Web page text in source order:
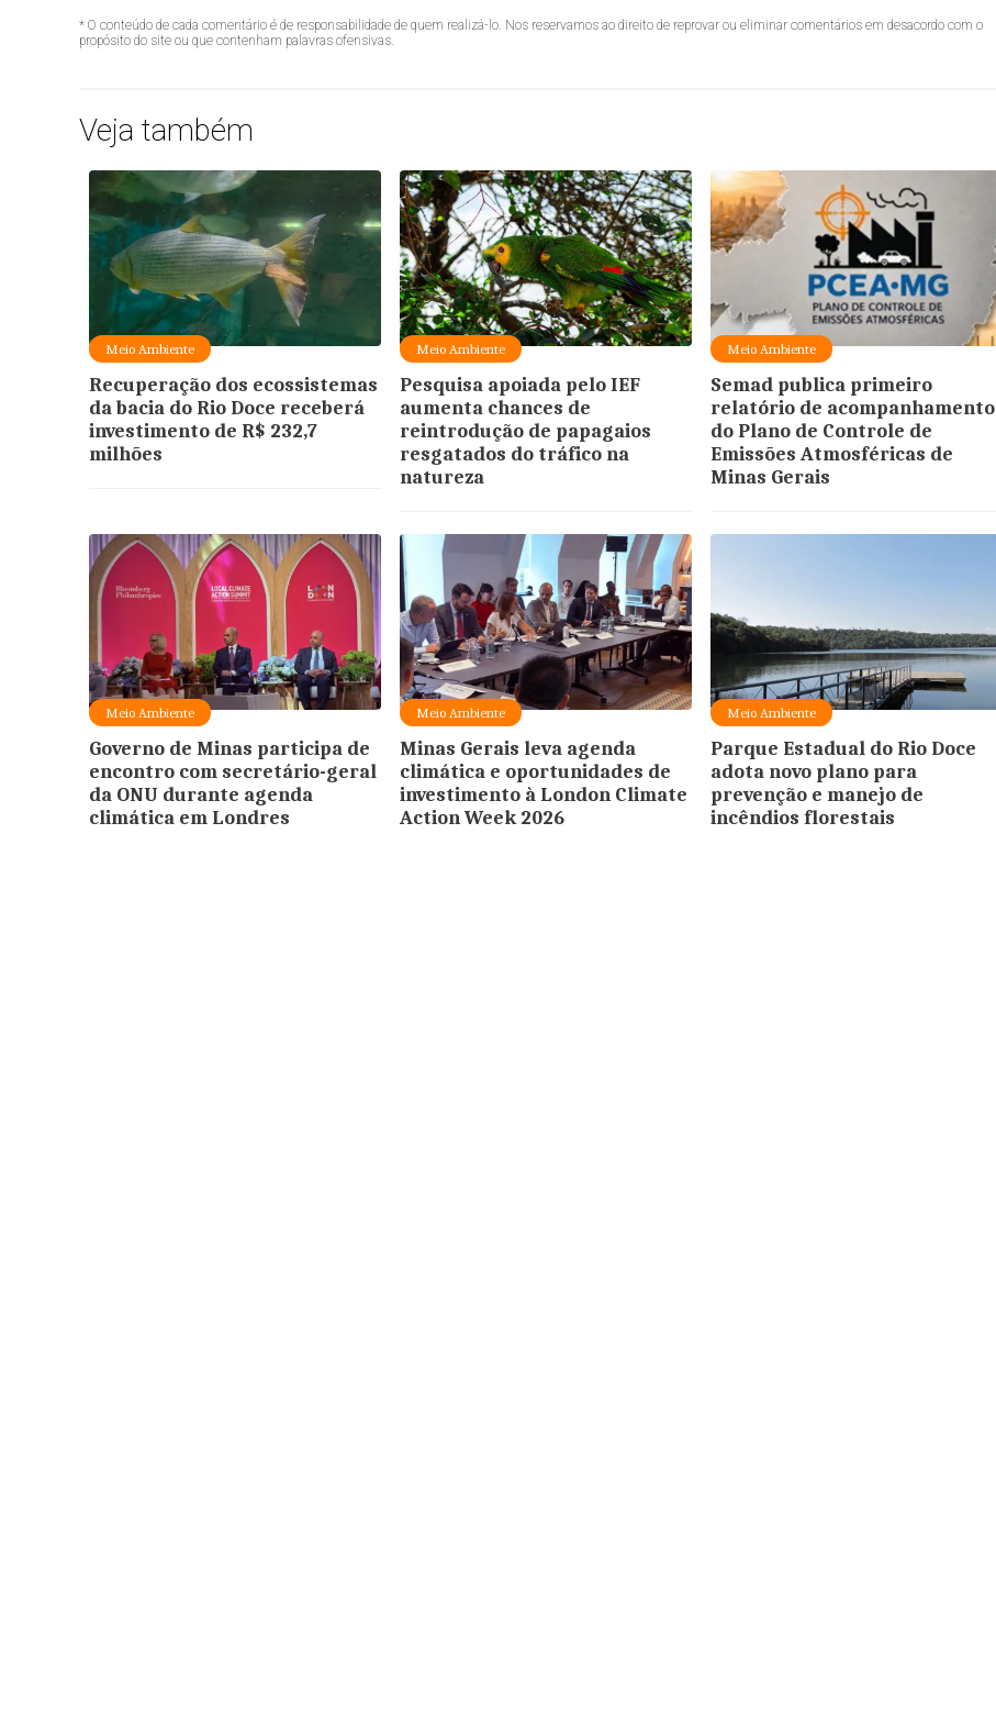
* O conteúdo de cada comentário é de responsabilidade de quem realizá-lo. Nos reservamos ao direito de reprovar ou eliminar comentários em desacordo com o
propósito do site ou que contenham palavras ofensivas.
Veja também
Meio Ambiente
Recuperação dos ecossistemas
da bacia do Rio Doce receberá
investimento de R$ 232,7
milhões
Meio Ambiente
Pesquisa apoiada pelo IEF
aumenta chances de
reintrodução de papagaios
resgatados do tráfico na
natureza
Meio Ambiente
Semad publica primeiro
relatório de acompanhamento
do Plano de Controle de
Emissões Atmosféricas de
Minas Gerais
Meio Ambiente
Governo de Minas participa de
encontro com secretário-geral
da ONU durante agenda
climática em Londres
Meio Ambiente
Minas Gerais leva agenda
climática e oportunidades de
investimento à London Climate
Action Week 2026
Meio Ambiente
Parque Estadual do Rio Doce
adota novo plano para
prevenção e manejo de
incêndios florestais